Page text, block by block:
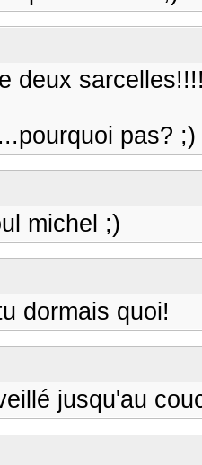
deux
pas? ;)
michel ;)
dormais quoi!
jusqu'au